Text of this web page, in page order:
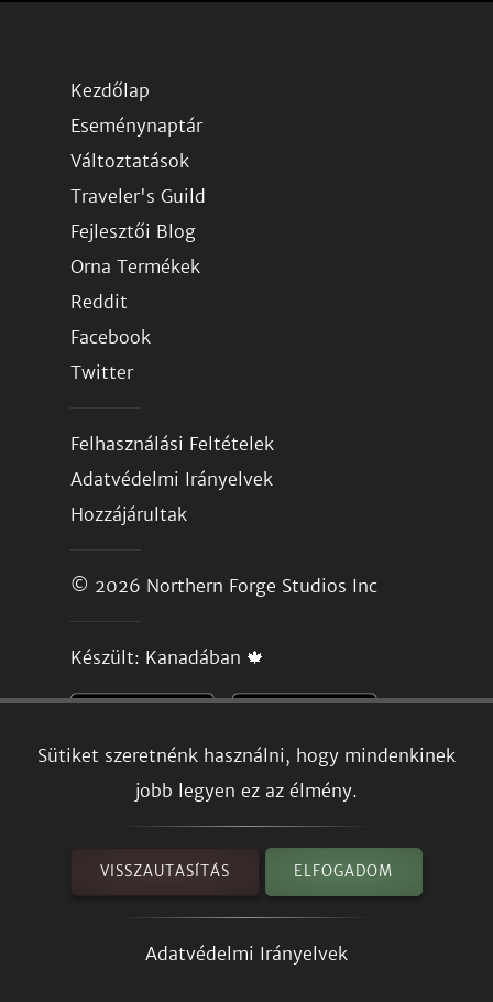
Sütiket szeretnénk használni, hogy mindenkinek
jobb legyen ez az élmény.
VISSZAUTASÍTÁS ELFOGADOM
Adatvédelmi Irányelvek
Kezdőlap
Eseménynaptár
Változtatások
Traveler's Guild
Fejlesztői Blog
Orna Termékek
Reddit
Facebook
Twitter
Felhasználási Feltételek
Adatvédelmi Irányelvek
Hozzájárultak
© 2026 Northern Forge Studios Inc
Készült: Kanadában 🍁